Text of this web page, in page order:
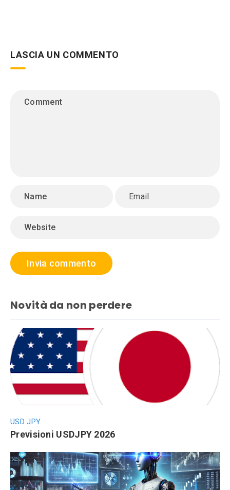
LASCIA UN COMMENTO
Novità da non perdere
USD JPY
Previsioni USDJPY 2026